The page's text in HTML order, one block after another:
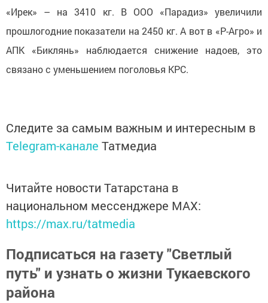
«Ирек» – на 3410 кг. В ООО «Парадиз» увеличили
прошлогодние показатели на 2450 кг. А вот в «Р-Агро» и
АПК «Биклянь» наблюдается снижение надоев, это
связано с уменьшением поголовья КРС.
Следите за самым важным и интересным в
Telegram-канале Татмедиа
Читайте новости Татарстана в
национальном мессенджере MАХ:
https://max.ru/tatmedia
Подписаться на газету "Светлый
путь" и узнать о жизни Тукаевского
района